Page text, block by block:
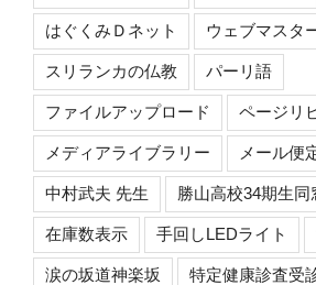
はぐくみＤネット ウェブマスタ
スリランカの仏教 パーリ語
ファイルアップロード ページリ
メディアライブラリー メール便
中村武夫 先生 勝山高校34期生同
在庫数表示 手回しLEDライト
涙の坂道神楽坂 特定健康診査受